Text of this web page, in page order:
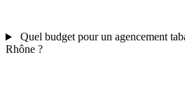
Quel budget pour un agencement
Rhône ?